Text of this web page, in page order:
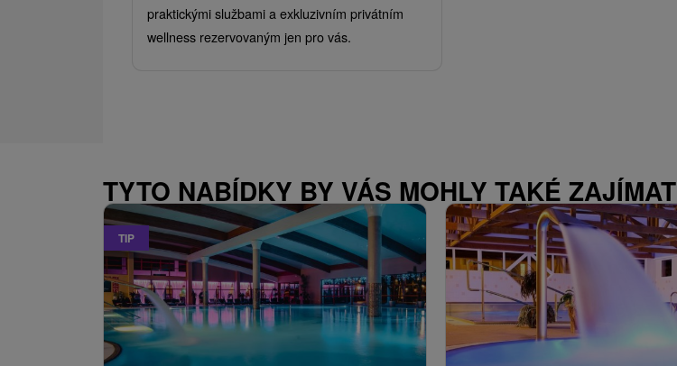
praktickými službami a exkluzivním privátním
wellness rezervovaným jen pro vás.
TYTO NABÍDKY BY VÁS MOHLY TAKÉ ZAJÍMAT
TIP